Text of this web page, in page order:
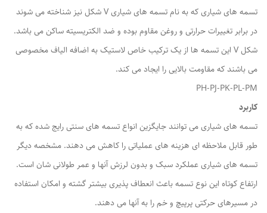
تسمه های شیاری که به نام تسمه های شیاری V شکل نیز شناخته می شوند
در برابر تغییرات حرارتی و روغن مقاوم بوده و ضد الکتریسیته ساکن می باشد.
شکل V این تسمه ها از یک ترکیب خاص لاستیک به اضافه الیاف مخصوصی
می باشند که مقاومت بالایی را ایجاد می کند.
PH-PJ-PK-PL-PM
کاربرد
تسمه های شیاری می توانند جایگزین انواع تسمه های سنتی رایج شده که به
طور قابل ملاحظه ای هزینه های عملیاتی را کاهش می دهند. مشخصه دیگر
تسمه های شیاری عملکرد سبک و بدون لرزش آنها و عمر طولانی شان است.
ارتفاع کوتاه این نوع تسمه باعث انعطاف پذیری بیشتر گشته و امکان استفاده
در مسیرهای حرکتی پرپیچ و خم را به آنها می دهند.